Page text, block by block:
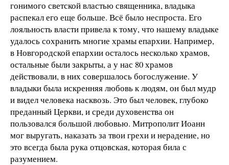
гонимого светской властью священника, владыка
распекал его еще больше. Всё было неспроста. Его
лояльность власти привела к тому, что нашему владыке
удалось сохранить многие храмы епархии. Например,
в Новгородской епархии осталось несколько храмов,
остальные были закрыты, а у нас 80 храмов
действовали, в них совершалось богослужение. У
владыки была искренняя любовь к людям, он был мудр
и видел человека насквозь. Это был человек, глубоко
преданный Церкви, и среди духовенства он
пользовался большой любовью. Митрополит Иоанн
мог выругать, наказать за твои грехи и нерадение, но
это всегда была рука отцовская, которая била с
разумением.